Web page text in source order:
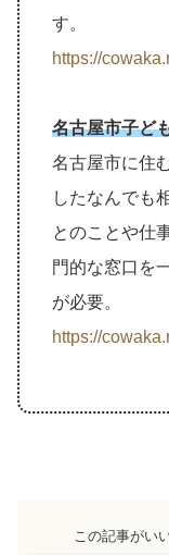
す。
https://
名古屋市子ど
名古屋市に住
したなんでも
とのことや仕
門的な窓口を
が必要。
https://
この記事がい